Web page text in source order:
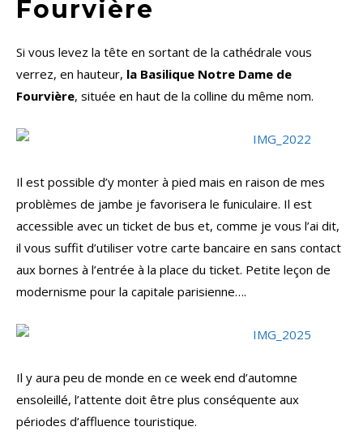
Fourvière
Si vous levez la tête en sortant de la cathédrale vous
verrez, en hauteur, la Basilique Notre Dame de
Fourvière, située en haut de la colline du même nom.
Il est possible d’y monter à pied mais en raison de mes
problèmes de jambe je favorisera le funiculaire. Il est
accessible avec un ticket de bus et, comme je vous l’ai dit,
il vous suffit d’utiliser votre carte bancaire en sans contact
aux bornes à l’entrée à la place du ticket. Petite leçon de
modernisme pour la capitale parisienne….
Il y aura peu de monde en ce week end d’automne
ensoleillé, l’attente doit être plus conséquente aux
périodes d’affluence touristique.